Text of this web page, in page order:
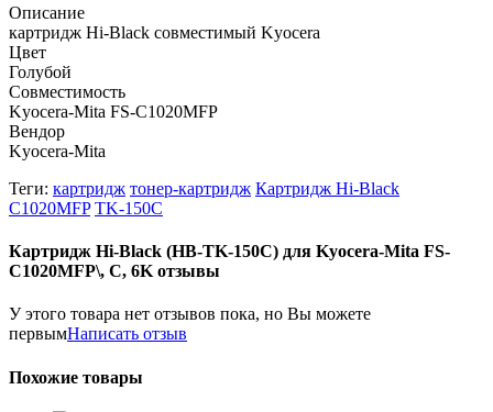
Описание
картридж Hi-Black совместимый Kyocera
Цвет
Голубой
Совместимость
Kyocera-Mita FS-C1020MFP
Вендор
Kyocera-Mita
Теги: картридж тонер-картридж Картридж Hi-Black
C1020MFP TK-150C
Картридж Hi-Black (HB-TK-150C) для Kyocera-Mita FS-
C1020MFP\, C, 6K отзывы
У этого товара нет отзывов пока, но Вы можете
первымНаписать отзыв
Похожие товары